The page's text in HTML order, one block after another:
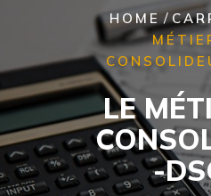
HOME/
LE
-